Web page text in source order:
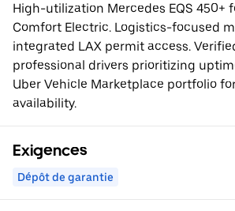
High-utilization Mercedes EQS 450+
Comfort Electric. Logistics-focused
integrated LAX permit access.
professional drivers prioritizing
Uber Vehicle Marketplace portfolio
availability.
Exigences
Dépôt de garantie